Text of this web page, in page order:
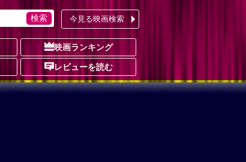
今見る映画検索
映画ランキング
レビューを読む